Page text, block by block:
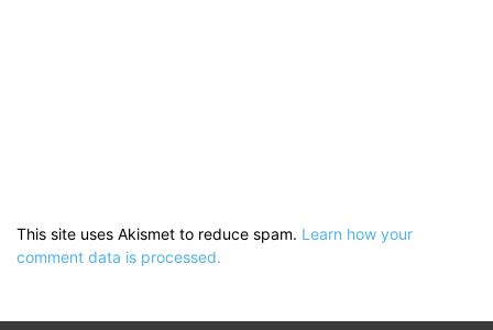
This site uses Akismet to reduce spam. Learn how your
comment data is processed.